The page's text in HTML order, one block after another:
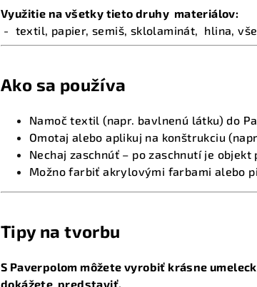
Využitie na všetky tieto druhy materiálov:
- textil, papier, semiš, sklolaminát, hlina,
Ako sa používa
Namoč textil (napr. bavlnenú látku) do
Omotaj alebo aplikuj na konštrukciu
Nechaj zaschnúť – po zaschnutí je objekt
Možno farbiť akrylovými farbami alebo
Tipy na tvorbu
S Paverpolom môžete vyrobiť krásne
dokážete predstaviť.